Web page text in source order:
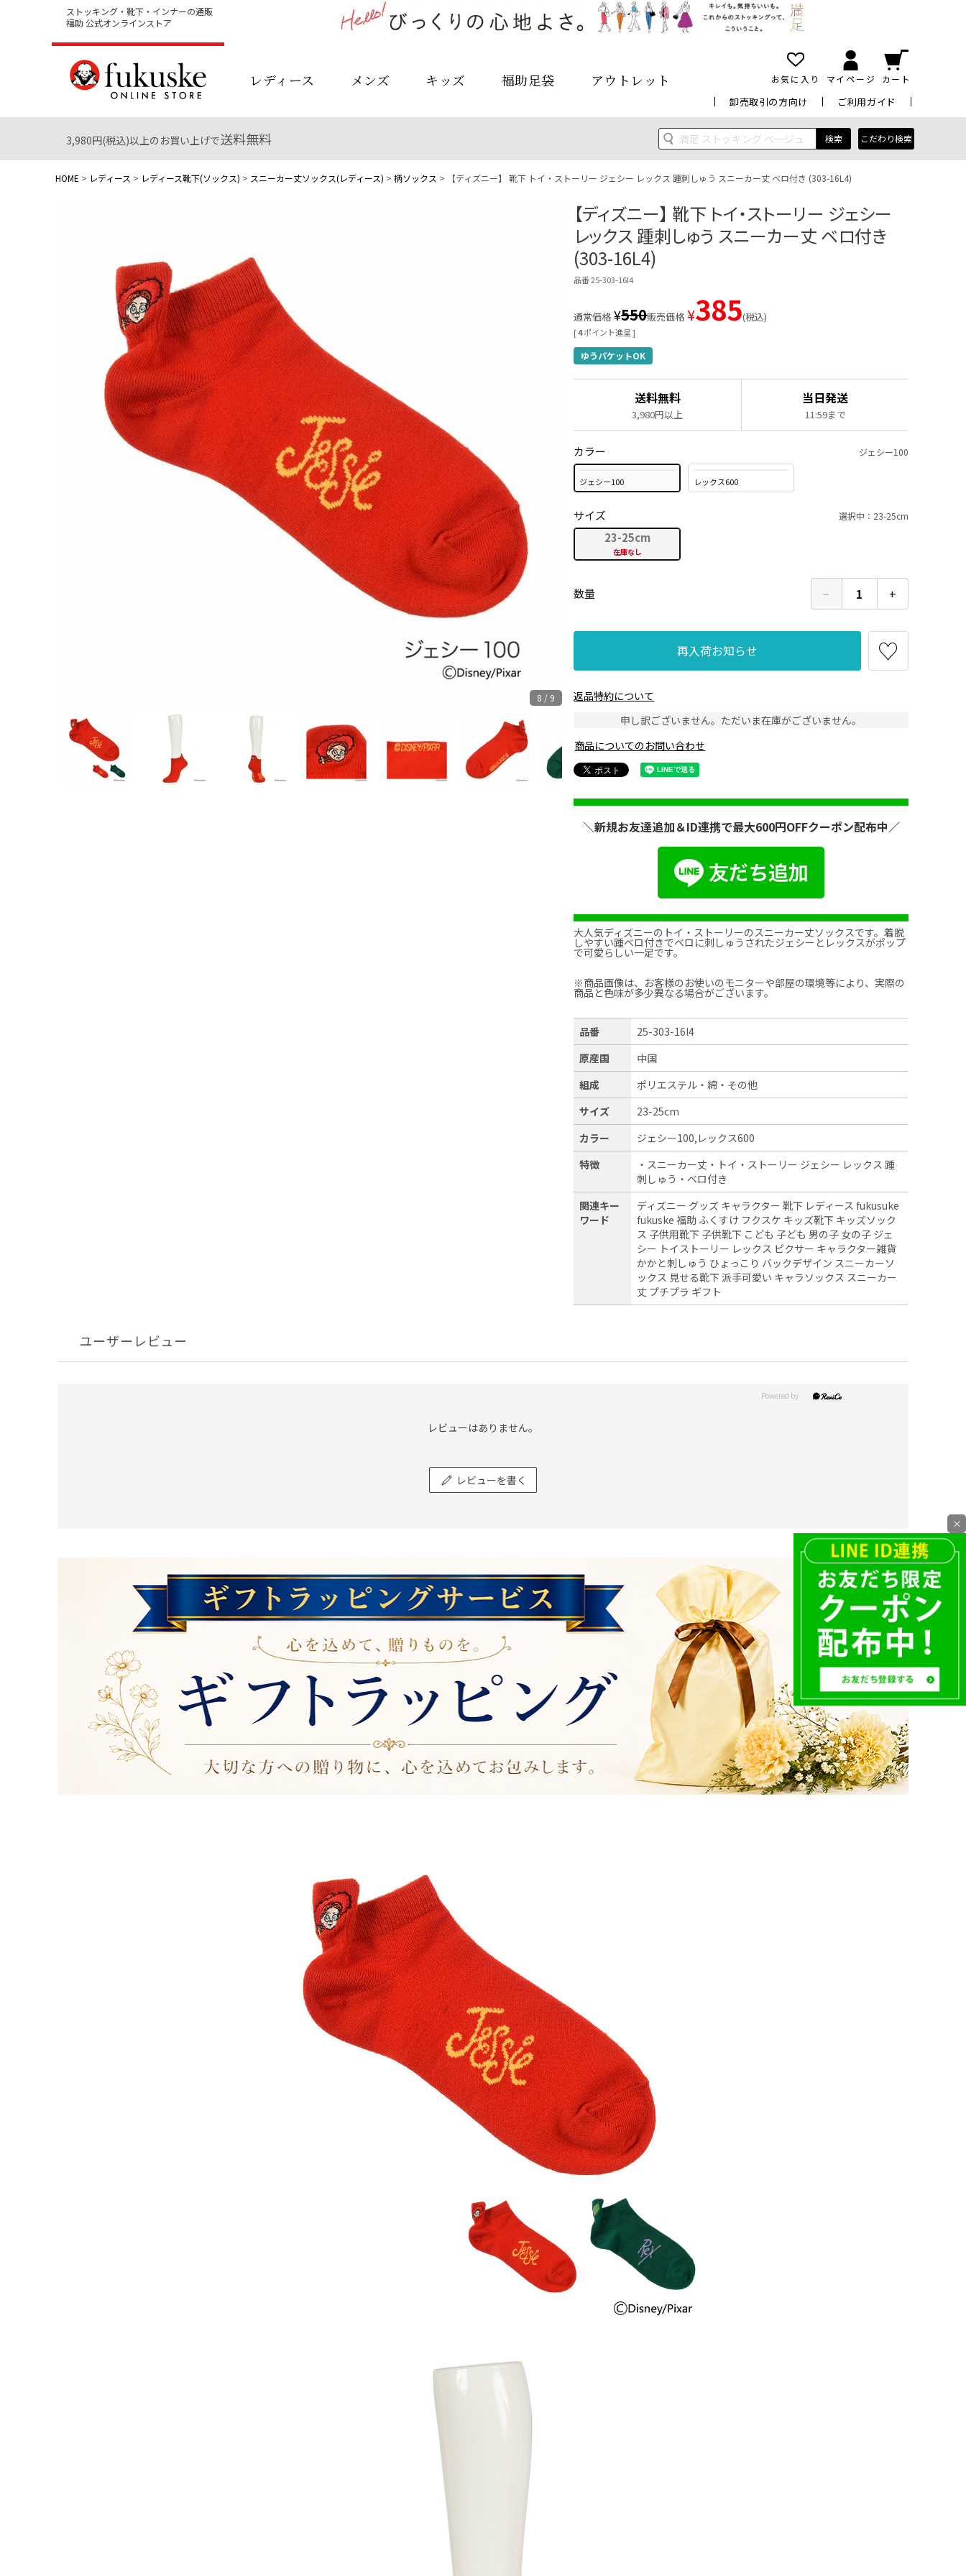
ストッキング・靴下・インナーの通販
福助 公式オンラインストア
レディース メンズ キッズ 福助足袋 アウトレット お気に入り マイページ カート
卸売取引の方向け ご利用ガイド
3,980円(税込)以上のお買い上げで送料無料 検索 こだわり検索
HOME レディース レディース靴下(ソックス) スニーカー丈ソックス(レディース) 柄ソックス 【ディズニー】 靴下 トイ・ストーリー ジェシー レックス 踵刺しゅう スニーカー丈 ベロ付き (303-16L4)
8 / 9
【ディズニー】 靴下 トイ・ストーリー ジェシー
レックス 踵刺しゅう スニーカー丈 ベロ付き
(303-16L4)
品番 25-303-16l4
[4ポイント進呈 ]
通常価格 ¥550販売価格 ¥385 税込
ゆうパケットOK
送料無料
3,980円以上
当日発送
11:59まで
カラー ジェシー100
ジェシー100 レックス600
サイズ 選択中：23-25cm
23-25cm
在庫なし
数量 − 1 +
再入荷お知らせ
返品特約について
申し訳ございません。ただいま在庫がございません。
商品についてのお問い合わせ
＼新規お友達追加＆ID連携で最大600円OFFクーポン配布中／
大人気ディズニーのトイ・ストーリーのスニーカー丈ソックスです。着脱
しやすい踵ベロ付きでベロに刺しゅうされたジェシーとレックスがポップ
で可愛らしい一足です。
※商品画像は、お客様のお使いのモニターや部屋の環境等により、実際の
商品と色味が多少異なる場合がございます。
品番
25-303-16l4
原産国
中国
組成
ポリエステル・綿・その他
サイズ
23-25cm
カラー
ジェシー100,レックス600
特徴
・スニーカー丈・トイ・ストーリー ジェシー レックス 踵
刺しゅう・ベロ付き
関連キー
ワード
ディズニー グッズ キャラクター 靴下 レディース fukusuke
fukuske 福助 ふくすけ フクスケ キッズ靴下 キッズソック
ス 子供用靴下 子供靴下 こども 子ども 男の子 女の子 ジェ
シー トイストーリー レックス ピクサー キャラクター雑貨
かかと刺しゅう ひょっこり バックデザイン スニーカーソ
ックス 見せる靴下 派手可愛い キャラソックス スニーカー
丈 プチプラ ギフト
ユーザーレビュー
レビューはありません。
レビューを書く
×